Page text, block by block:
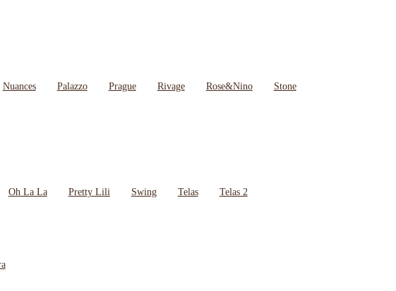
Nuances Palazzo Prague Rivage Rose&Nino Stone
Oh La La Pretty Lili Swing Telas Telas 2